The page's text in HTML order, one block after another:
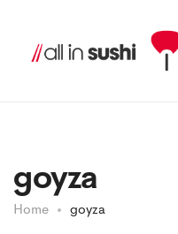
goyza
Home goyza